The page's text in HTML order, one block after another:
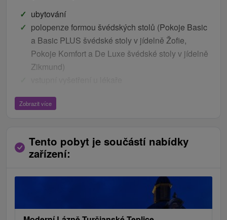
ubytování
polopenze formou švédských stolů (Pokoje Basic
a Basic PLUS švédské stoly v jídelně Žofie,
Pokoje Komfort a De Luxe švédské stoly v jídelně
Zikmund)
1x oxygenoterapie
minerální koupele, vodoléčba, teploléčba,
elektroléčba, masáže, léčba světlem, laserem,
volný vstup do bazénu Olympic a fitness během
Zobrazit více
Tento pobyt je součástí nabídky
zařízení: